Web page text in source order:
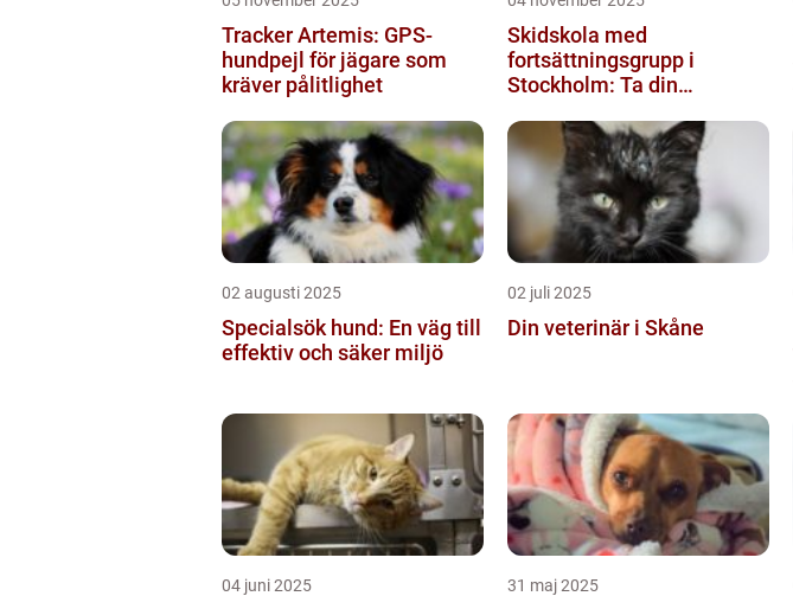
Tracker Artemis: GPS-
hundpejl för jägare som
kräver pålitlighet
Skidskola med
fortsättningsgrupp i
Stockholm: Ta din
02 augusti 2025
Specialsök hund: En väg till
effektiv och säker miljö
02 juli 2025
Din veterinär i Skåne
04 juni 2025 31 maj 2025